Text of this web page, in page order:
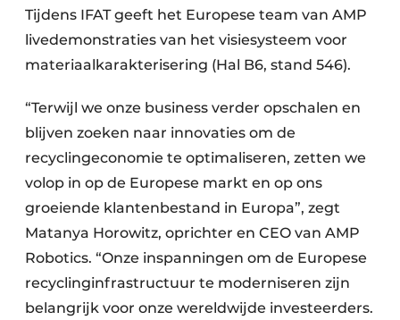
Tijdens IFAT geeft het Europese team van AMP
livedemonstraties van het visiesysteem voor
materiaalkarakterisering (Hal B6, stand 546).
“Terwijl we onze business verder opschalen en
blijven zoeken naar innovaties om de
recyclingeconomie te optimaliseren, zetten we
volop in op de Europese markt en op ons
groeiende klantenbestand in Europa”, zegt
Matanya Horowitz, oprichter en CEO van AMP
Robotics. “Onze inspanningen om de Europese
recyclinginfrastructuur te moderniseren zijn
belangrijk voor onze wereldwijde investeerders.